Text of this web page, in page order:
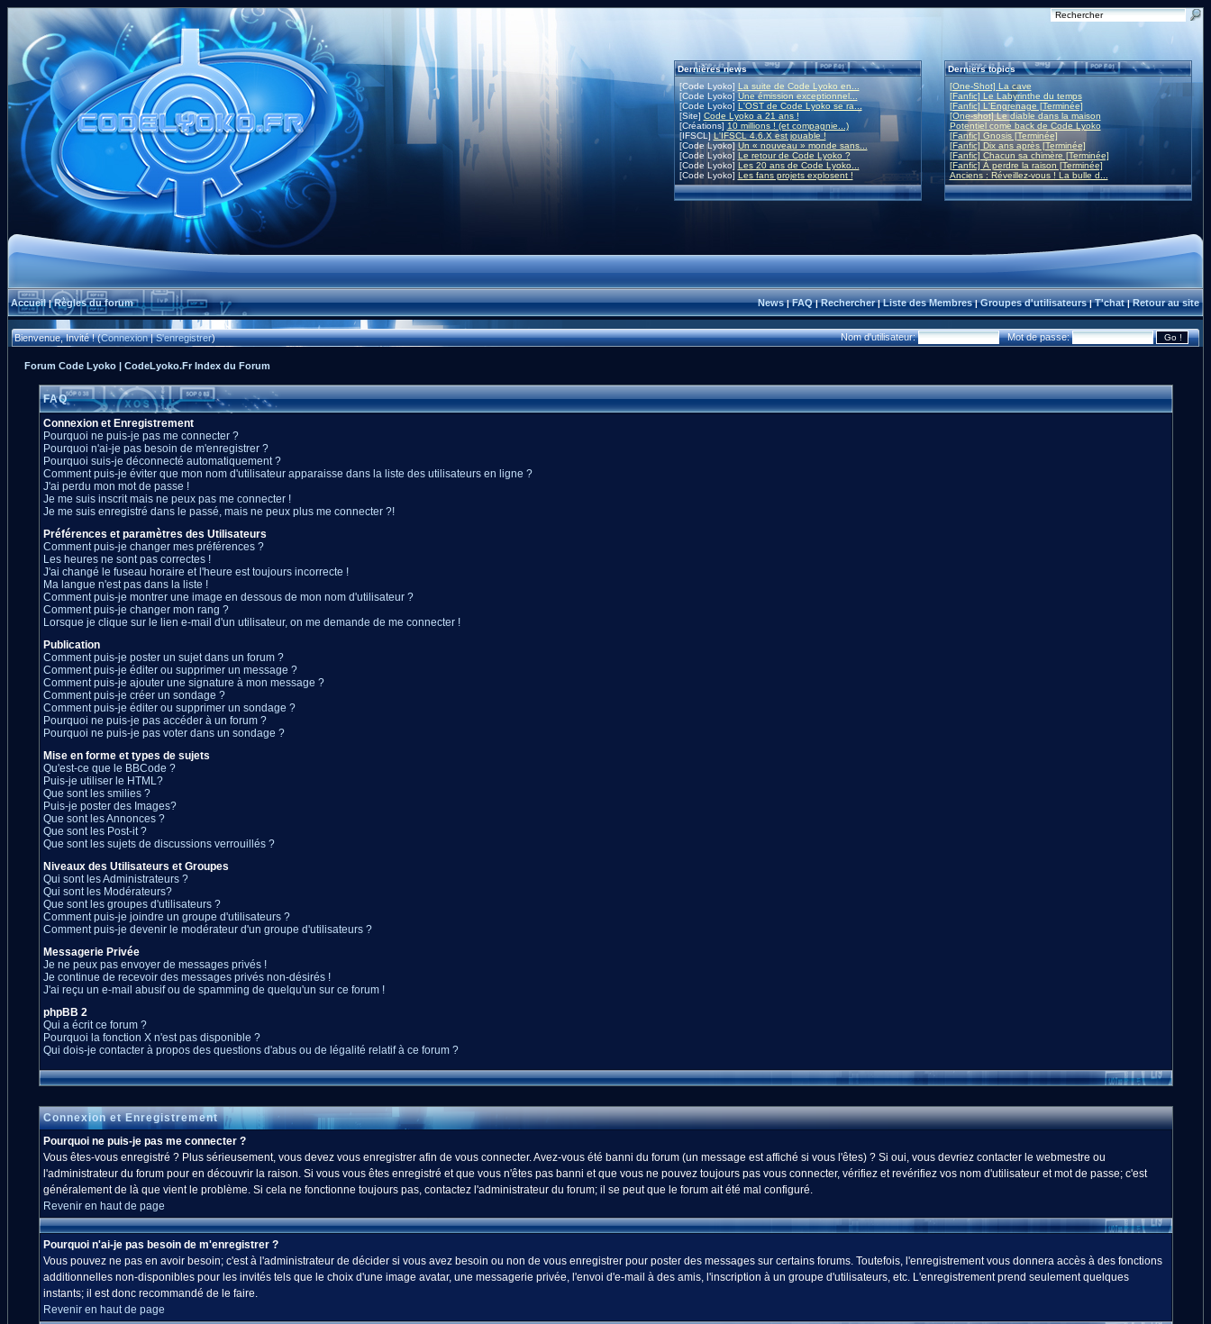
Dernières news
[Code Lyoko] La suite de Code Lyoko en...
[Code Lyoko]Une émission exceptionnel...
[Code Lyoko] L'OST de Code Lyoko se ra...
[Site] Code Lyoko a 21 ans !
[Créations] 10 millions ! (et compagnie...)
[IFSCL]L'IFSCL 4.6.X est jouable !
[Code Lyoko] Un « nouveau » monde sans...
[Code Lyoko] Le retour de Code Lyoko ?
[Code Lyoko] Les 20 ans de Code Lyoko...
[Code Lyoko] Les fans projets explosent !
Derniers topics
[One-Shot] La cave
[Fanfic] Le Labyrinthe du temps
[Fanfic] L'Engrenage [Terminée]
[One-shot] Le diable dans la maison
Potentiel come back de Code Lyoko
[Fanfic] Gnosis [Terminée]
[Fanfic] Dix ans après [Terminée]
[Fanfic] Chacun sa chimère [Terminée]
[Fanfic] À perdre la raison [Terminée]
Anciens : Réveillez-vous ! La bulle d...
Accueil|Règles du forum News|FAQ|Rechercher|Liste des Membres|Groupes d'utilisateurs|T'chat|Retour au site
Bienvenue, Invité ! (Connexion|S'enregistrer) Nom d'utilisateur: Mot de passe:
Forum Code Lyoko | CodeLyoko.Fr Index du Forum
FAQ
Connexion et Enregistrement
Pourquoi ne puis-je pas me connecter ?
Pourquoi n'ai-je pas besoin de m'enregistrer ?
Pourquoi suis-je déconnecté automatiquement ?
Comment puis-je éviter que mon nom d'utilisateur apparaisse dans la liste des utilisateurs en ligne ?
J'ai perdu mon mot de passe !
Je me suis inscrit mais ne peux pas me connecter !
Je me suis enregistré dans le passé, mais ne peux plus me connecter ?!
Préférences et paramètres des Utilisateurs
Comment puis-je changer mes préférences ?
Les heures ne sont pas correctes !
J'ai changé le fuseau horaire et l'heure est toujours incorrecte !
Ma langue n'est pas dans la liste !
Comment puis-je montrer une image en dessous de mon nom d'utilisateur ?
Comment puis-je changer mon rang ?
Lorsque je clique sur le lien e-mail d'un utilisateur, on me demande de me connecter !
Publication
Comment puis-je poster un sujet dans un forum ?
Comment puis-je éditer ou supprimer un message ?
Comment puis-je ajouter une signature à mon message ?
Comment puis-je créer un sondage ?
Comment puis-je éditer ou supprimer un sondage ?
Pourquoi ne puis-je pas accéder à un forum ?
Pourquoi ne puis-je pas voter dans un sondage ?
Mise en forme et types de sujets
Qu'est-ce que le BBCode ?
Puis-je utiliser le HTML?
Que sont les smilies ?
Puis-je poster des Images?
Que sont les Annonces ?
Que sont les Post-it ?
Que sont les sujets de discussions verrouillés ?
Niveaux des Utilisateurs et Groupes
Qui sont les Administrateurs ?
Qui sont les Modérateurs?
Que sont les groupes d'utilisateurs ?
Comment puis-je joindre un groupe d'utilisateurs ?
Comment puis-je devenir le modérateur d'un groupe d'utilisateurs ?
Messagerie Privée
Je ne peux pas envoyer de messages privés !
Je continue de recevoir des messages privés non-désirés !
J'ai reçu un e-mail abusif ou de spamming de quelqu'un sur ce forum !
phpBB 2
Qui a écrit ce forum ?
Pourquoi la fonction X n'est pas disponible ?
Qui dois-je contacter à propos des questions d'abus ou de légalité relatif à ce forum ?
Connexion et Enregistrement
Pourquoi ne puis-je pas me connecter ?
Vous êtes-vous enregistré ? Plus sérieusement, vous devez vous enregistrer afin de vous connecter. Avez-vous été banni du forum (un message est affiché si vous l'êtes) ? Si oui, vous devriez contacter le webmestre ou
l'administrateur du forum pour en découvrir la raison. Si vous vous êtes enregistré et que vous n'êtes pas banni et que vous ne pouvez toujours pas vous connecter, vérifiez et revérifiez vos nom d'utilisateur et mot de passe; c'est
généralement de là que vient le problème. Si cela ne fonctionne toujours pas, contactez l'administrateur du forum; il se peut que le forum ait été mal configuré.
Revenir en haut de page
Pourquoi n'ai-je pas besoin de m'enregistrer ?
Vous pouvez ne pas en avoir besoin; c'est à l'administrateur de décider si vous avez besoin ou non de vous enregistrer pour poster des messages sur certains forums. Toutefois, l'enregistrement vous donnera accès à des fonctions
additionnelles non-disponibles pour les invités tels que le choix d'une image avatar, une messagerie privée, l'envoi d'e-mail à des amis, l'inscription à un groupe d'utilisateurs, etc. L'enregistrement prend seulement quelques
instants; il est donc recommandé de le faire.
Revenir en haut de page